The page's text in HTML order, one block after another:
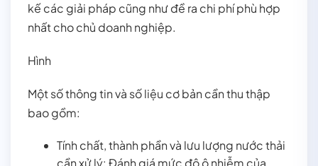
kế các giải pháp cũng như đề ra chi phí phù hợp
nhất cho chủ doanh nghiệp.
Hình
Một số thông tin và số liệu cơ bản cần thu thập
bao gồm:
Tính chất, thành phần và lưu lượng nước thải
cần xử lý: Đánh giá mức độ ô nhiễm của